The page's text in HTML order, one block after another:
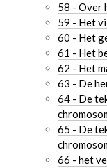
58 - Over
59 - Het
60 - Het
61 - Het
62 - Het
63 - De
64 - De
65 - De
66 - het